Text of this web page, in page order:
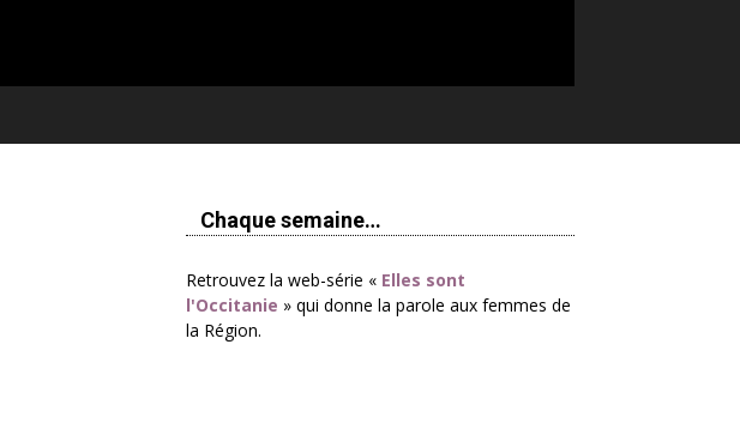
Chaque semaine…
Retrouvez la web-série « Elles sont
l'Occitanie » qui donne la parole aux femmes de
la Région.